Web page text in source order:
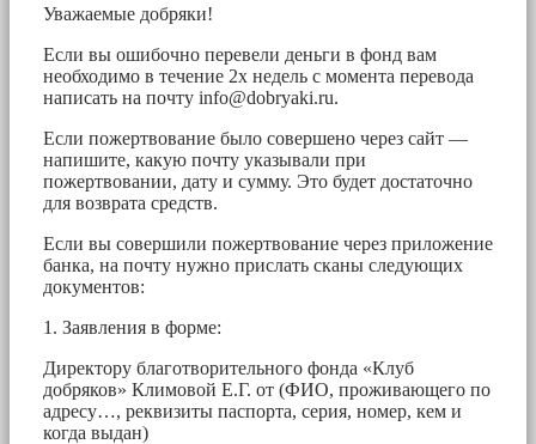
Уважаемые добряки!
Если вы ошибочно перевели деньги в фонд вам
необходимо в течение 2х недель с момента перевода
написать на почту info@dobryaki.ru.
Если пожертвование было совершено через сайт —
напишите, какую почту указывали при
пожертвовании, дату и сумму. Это будет достаточно
для возврата средств.
Если вы совершили пожертвование через приложение
банка, на почту нужно прислать сканы следующих
документов:
1. Заявления в форме:
Директору благотворительного фонда «Клуб
добряков» Климовой Е.Г. от (ФИО, проживающего по
адресу…, реквизиты паспорта, серия, номер, кем и
когда выдан)